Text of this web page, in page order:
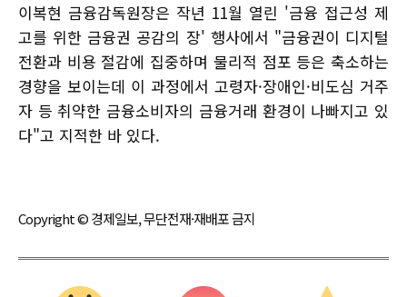
이복현 금융감독원장은 작년 11월 열린 '금융 접근성 제
고를 위한 금융권 공감의 장' 행사에서 "금융권이 디지털
전환과 비용 절감에 집중하며 물리적 점포 등은 축소하는
경향을 보이는데 이 과정에서 고령자·장애인·비도심 거주
자 등 취약한 금융소비자의 금융거래 환경이 나빠지고 있
다"고 지적한 바 있다.
Copyright © 경제일보, 무단전재·재배포 금지